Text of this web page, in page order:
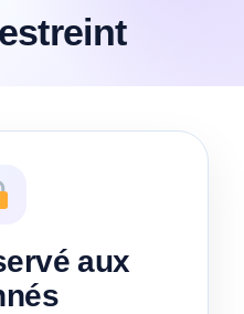
aux